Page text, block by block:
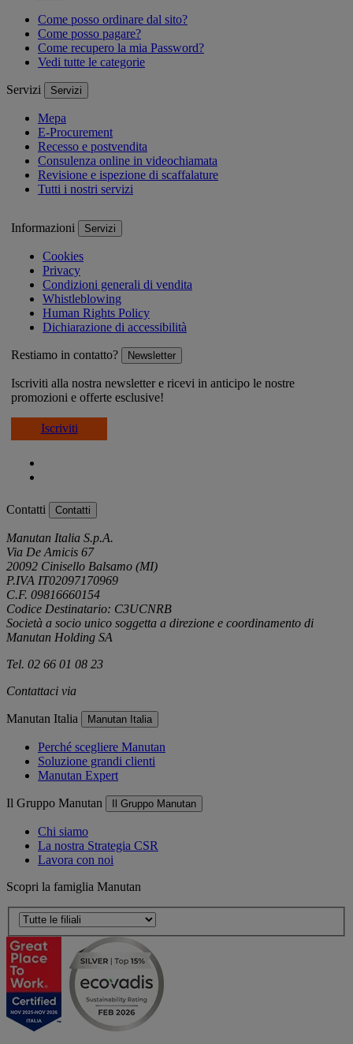
Come posso ordinare dal sito?
Come posso pagare?
Come recupero la mia Password?
Vedi tutte le categorie
Servizi Servizi
Mepa
E-Procurement
Recesso e postvendita
Consulenza online in videochiamata
Revisione e ispezione di scaffalature
Tutti i nostri servizi
Informazioni Servizi
Cookies
Privacy
Condizioni generali di vendita
Whistleblowing
Human Rights Policy
Dichiarazione di accessibilità
Restiamo in contatto? Newsletter
Iscriviti alla nostra newsletter e ricevi in anticipo le nostre
promozioni e offerte esclusive!
Iscriviti
Contatti Contatti
Manutan Italia S.p.A.
Via De Amicis 67
20092 Cinisello Balsamo (MI)
P.IVA IT02097170969
C.F. 09816660154
Codice Destinatario: C3UCNRB
Società a socio unico soggetta a direzione e coordinamento di
Manutan Holding SA
Tel. 02 66 01 08 23
Contattaci via
Manutan Italia Manutan Italia
Perché scegliere Manutan
Soluzione grandi clienti
Manutan Expert
Il Gruppo Manutan Il Gruppo Manutan
Chi siamo
La nostra Strategia CSR
Lavora con noi
Scopri la famiglia Manutan